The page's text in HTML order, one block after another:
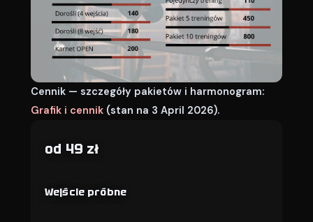
Cennik — szczegóły pakietów i harmonogram:
Grafik i cennik (stan na 3 April 2026).
od 49 zł
Wejście próbne